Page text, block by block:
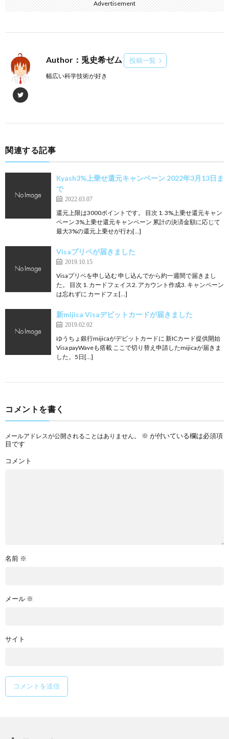
Advertisement
Author：兎史希ゼム 投稿一覧
幅広い科学技術が好き
関連する記事
Kyash3%上乗せ還元キャンペーン 2022年3月13日ま
で
2022.03.07
還元上限は3000ポイントです。 目次 1. 3%上乗せ還元キャン
ペーン 3%上乗せ還元キャンペーン 累計の決済金額に応じて
最大3%の還元上乗せが行わ[…]
Visaプリペが届きました
2019.10.15
Visaプリペを申し込む 申し込んでから約一週間で届きまし
た。 目次 1. カードフェイス2. アカウント作成3. キャンペーン
は忘れずに カードフェ[…]
新mijica Visaデビットカードが届きました
2019.02.02
ゆうちょ銀行mijicaがデビットカードに 新ICカード提供開始
Visa payWaveも搭載 ここで切り替え申請したmijicaが届きま
した。5日[…]
コメントを書く
メールアドレスが公開されることはありません。 ※ が付いている欄は必須項
目です
コメント
名前 ※
メール ※
サイト